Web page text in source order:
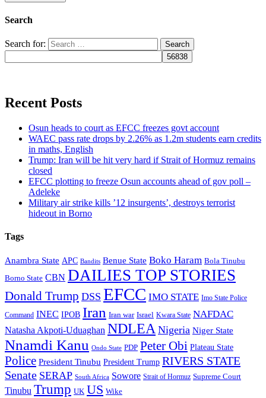
Search
Search for:
Recent Posts
Osun heads to court as EFCC freezes govt account
WAEC pass rate drops by 2.26% as 1.2m students earn credits
in maths, English
Trump: Iran will be hit very hard if Strait of Hormuz remains
closed
EFCC plotting to freeze Osun accounts ahead of gov poll –
Adeleke
Military air strike kills ’12 insurgents’, destroys terrorist
hideout in Borno
Tags
Anambra State APC Bandits Benue State Boko Haram Bola Tinubu
Borno State CBN DAILIES TOP STORIES
Donald Trump DSS EFCC IMO STATE Imo State Police
Command INEC IPOB Iran Iran war Israel Kwara State NAFDAC
Natasha Akpoti-Uduaghan NDLEA Nigeria Niger State
Nnamdi Kanu Ondo State PDP Peter Obi Plateau State
Police President Tinubu President Trump RIVERS STATE
Senate SERAP South Africa Sowore Strait of Hormuz Supreme Court
Tinubu Trump UK US Wike